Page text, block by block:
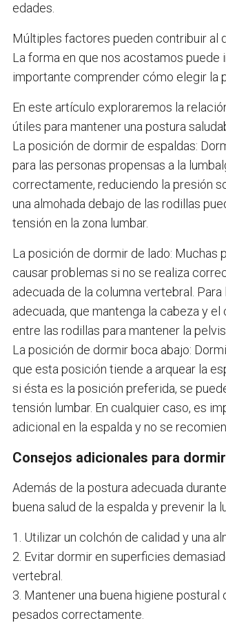
edades.
Múltiples factores pueden contribuir al
La forma en que nos acostamos puede
importante comprender cómo elegir la
En este artículo exploraremos la
útiles para mantener una postura
La posición de dormir de espaldas:
para las personas propensas a la
correctamente, reduciendo la presión
una almohada debajo de las rodillas
tensión en la zona lumbar.
La posición de dormir de lado: Muchas
causar problemas si no se realiza
adecuada de la columna vertebral.
adecuada, que mantenga la cabeza y
entre las rodillas para mantener la
La posición de dormir boca abajo:
que esta posición tiende a arquear la
si ésta es la posición preferida, se
tensión lumbar. En cualquier caso, es
adicional en la espalda y no se
Consejos adicionales para
Además de la postura adecuada
buena salud de la espalda y prevenir la
1. Utilizar un colchón de calidad y una
2. Evitar dormir en superficies
vertebral.
3. Mantener una buena higiene
pesados correctamente.